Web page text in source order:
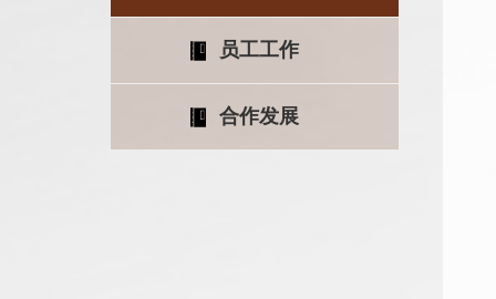
员工工作
合作发展